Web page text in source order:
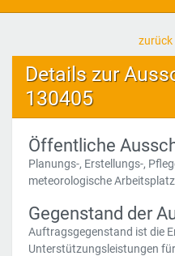
zurück
Details zur
130405
Öffentliche
Planungs-, Erstellungs-,
meteorologische
Gegenstand der
Auftragsgegenstand ist die
Unterstützungsleistungen